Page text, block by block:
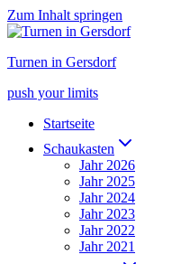
Zum Inhalt springen
Turnen in Gersdorf
push your limits
Startseite
Schaukasten
Jahr 2026
Jahr 2025
Jahr 2024
Jahr 2023
Jahr 2022
Jahr 2021